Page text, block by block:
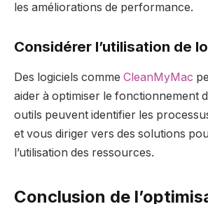
les améliorations de performance.
Considérer l’utilisation de
Des logiciels comme CleanMyMac
aider à optimiser le fonctionnement
outils peuvent identifier les
et vous diriger vers des solutions
l’utilisation des ressources.
Conclusion de